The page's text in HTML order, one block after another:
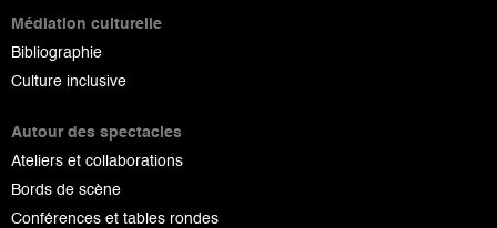
Médiation culturelle
Bibliographie
Culture inclusive
Autour des spectacles
Ateliers et collaborations
Bords de scène
Conférences et tables rondes